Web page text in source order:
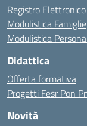
Registro Elettronico
Modulistica Famiglie
Modulistica
Didattica
Offerta formativa
Progetti Fesr Pon
Novità